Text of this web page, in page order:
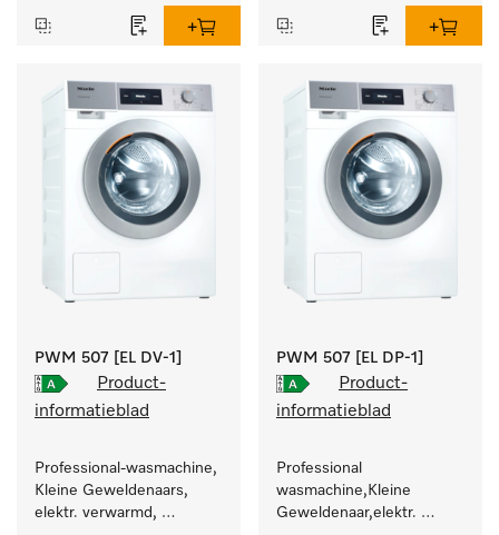
programma's.
Vermogen 7 kg  in 49 min
PWM 507 [EL DV-1]
Product-
informatieblad
Professional-wasmachine,
Kleine Geweldenaars,
elektr. verwarmd,
PWM 507 [EL DP-1]
Product-
informatieblad
Professional
wasmachine,Kleine
Geweldenaar,elektr.